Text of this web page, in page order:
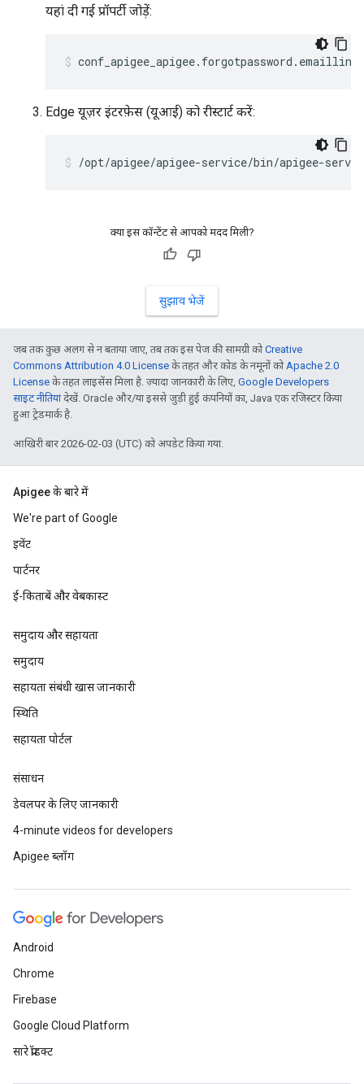
यहां दी गई प्रॉपर्टी जोड़ें:
Edge यूज़र इंटरफ़ेस (यूआई) को रीस्टार्ट करें:
/opt/apigee/apigee-service/bin/apigee-
क्या इस कॉन्टेंट से आपको मदद मिली?
सुझाव भेजें
जब तक कुछ अलग से न बताया जाए, तब तक इस पेज की सामग्री कोCreative
Commons Attribution 4.0 License के तहत और कोड के नमूनों कोApache 2.0
License के तहत लाइसेंस मिला है. ज़्यादा जानकारी के लिए, Google Developers
साइट नीतियांदेखें. Oracle और/या इससे जुड़ी हुई कंपनियों का, Java एक रजिस्टर किया
हुआ ट्रेडमार्क है.
आखिरी बार 2026-02-03 (UTC) को अपडेट किया गया.
Apigee के बारे में
We're part of Google
इवेंट
पार्टनर
ई-किताबें और वेबकास्ट
समुदाय और सहायता
समुदाय
सहायता संबंधी खास जानकारी
स्थिति
सहायता पोर्टल
संसाधन
डेवलपर के लिए जानकारी
4-minute videos for developers
Apigee ब्लॉग
Android
Chrome
Firebase
Google Cloud Platform
सारे प्रॉडक्ट